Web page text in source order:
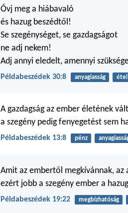
Óvj meg a hiábavaló
és hazug beszédtől!
Se szegénységet, se gazdagságot
ne adj nekem!
Adj annyi eledelt, amennyi
Példabeszédek 30:8 anyagiasság étel
A gazdagság az ember életének
a szegény pedig fenyegetést sem
Példabeszédek 13:8 pénz
Amit az embertől megkívánnak, az
ezért jobb a szegény ember a
Példabeszédek 19:22 megbízhatóság